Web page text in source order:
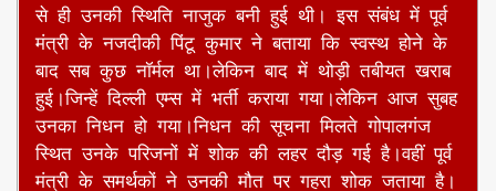
से ही उनकी स्थिति नाजुक बनी हुई थी। इस संबंध में पूर्व
मंत्री के नजदीकी पिंटू कुमार ने बताया कि स्वस्थ होने के
बाद सब कुछ नॉर्मल था।लेकिन बाद में थोड़ी तबीयत खराब
हुई।जिन्हें दिल्ली एम्स में भर्ती कराया गया।लेकिन आज सुबह
उनका निधन हो गया।निधन की सूचना मिलते गोपालगंज
स्थित उनके परिजनों में शोक की लहर दौड़ गई है।वहीं पूर्व
मंत्री के समर्थकों ने उनकी मौत पर गहरा शोक जताया है।